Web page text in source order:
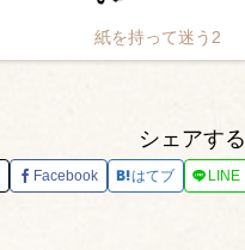
紙を持って迷う2
シェアする
Facebook はてブ LINE